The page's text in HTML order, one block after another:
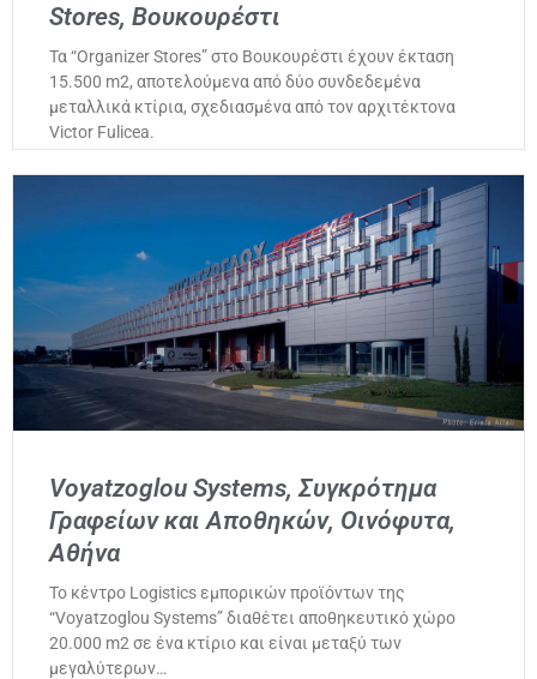
Stores, Βουκουρέστι
Τα “Organizer Stores” στο Βουκουρέστι έχουν έκταση
15.500 m2, αποτελούμενα από δύο συνδεδεμένα
μεταλλικά κτίρια, σχεδιασμένα από τον αρχιτέκτονα
Victor Fulicea.
Voyatzoglou Systems, Συγκρότημα
Γραφείων και Αποθηκών, Οινόφυτα,
Αθήνα
Το κέντρο Logistics εμπορικών προϊόντων της
“Voyatzoglou Systems” διαθέτει αποθηκευτικό χώρο
20.000 m2 σε ένα κτίριο και είναι μεταξύ των
μεγαλύτερων…